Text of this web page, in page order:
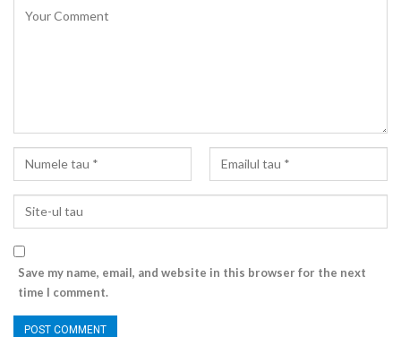
Save my name, email, and website in this browser for the next
time I comment.